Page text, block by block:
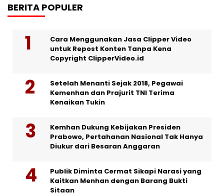
BERITA POPULER
Cara Menggunakan Jasa Clipper Video
untuk Repost Konten Tanpa Kena
Copyright ClipperVideo.id
Setelah Menanti Sejak 2018, Pegawai
Kemenhan dan Prajurit TNI Terima
Kenaikan Tukin
Kemhan Dukung Kebijakan Presiden
Prabowo, Pertahanan Nasional Tak Hanya
Diukur dari Besaran Anggaran
Publik Diminta Cermat Sikapi Narasi yang
Kaitkan Menhan dengan Barang Bukti
Sitaan